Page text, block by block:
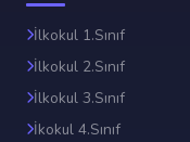
İlkokul 1.Sınıf
İlkokul 2.Sınıf
İlkokul 3.Sınıf
İkokul 4.Sınıf